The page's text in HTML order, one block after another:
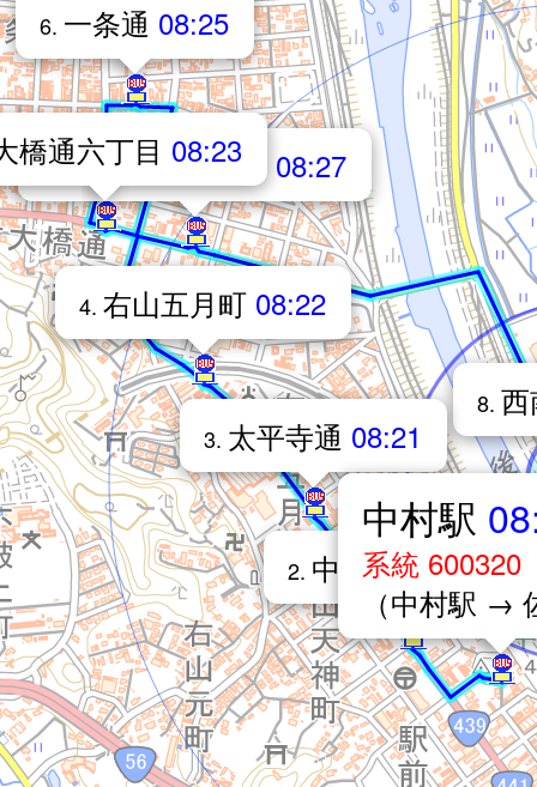
8.
7.中村四国電力前 08:27
6. 一条通 08:25
橋通六丁目 08:23
4. 右山五月町 08:22
3. 太平寺通 08:21
2. 中村駅前通08:21
中村駅
系統 600320
（中村駅 →